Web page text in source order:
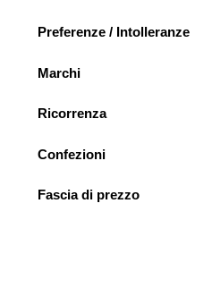
Preferenze / Intolleranze
Marchi
Ricorrenza
Confezioni
Fascia di prezzo